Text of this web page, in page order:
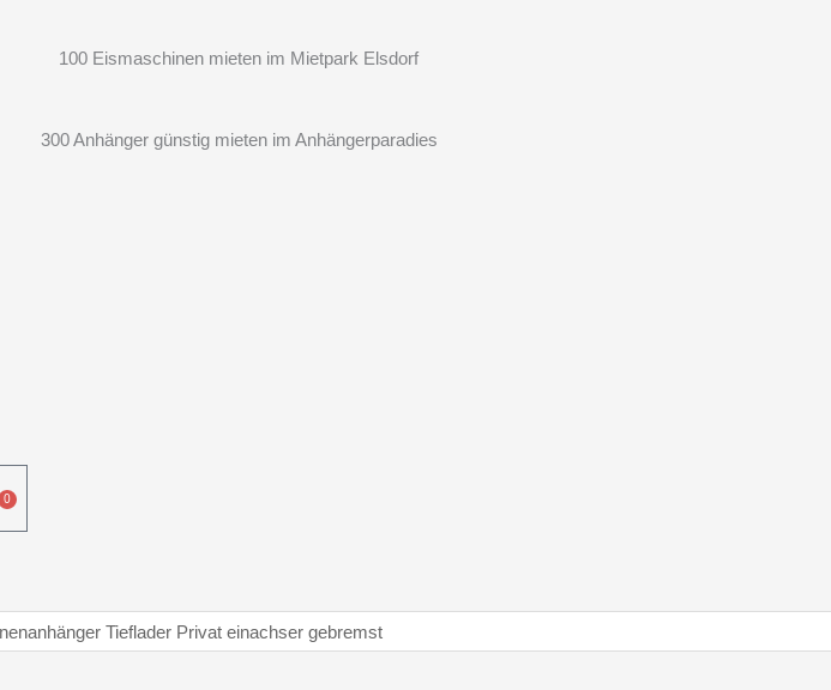
100 Eismaschinen mieten im Mietpark Elsdorf
300 Anhänger günstig mieten im Anhängerparadies
0
WARENKORB